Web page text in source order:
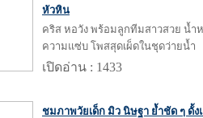
หัวหิน
คริส หอวัง พร้อมลูกทีมสาวสวย น้ำห
ความแซ่บ โพสสุดเผ็ดในชุดว่ายน้ำ
เปิดอ่าน : 1433
ชมภาพวัยเด็ก มิว นิษฐา ย้ำชัด ๆ ดั้